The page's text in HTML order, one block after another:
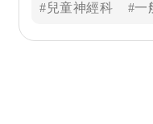
#兒童神經科
#一